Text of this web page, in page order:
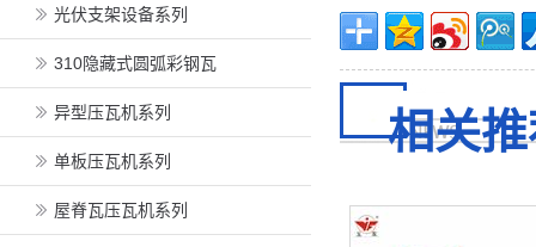
相关
光伏支架设备系列
310隐藏式圆弧彩钢瓦
异型压瓦机系列
单板压瓦机系列
屋脊瓦压瓦机系列